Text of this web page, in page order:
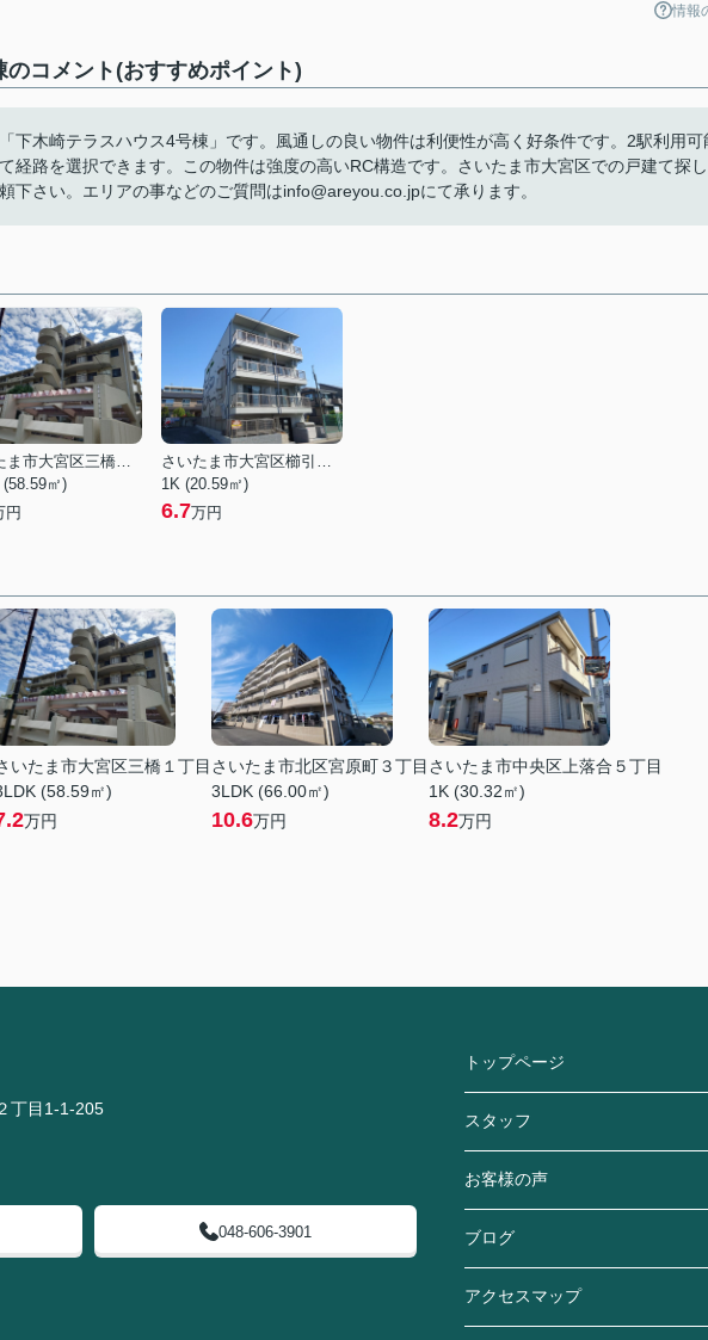
情報
コメント(おすすめポイント)
下木崎テラスハウス4号棟」です。風通しの良い物件は利便性が高く好条件です。2駅利用可
経路を選択できます。この物件は強度の高いRC構造です。さいたま市大宮区での戸建て探し
下さい。エリアの事などのご質問はinfo@areyou.co.jpにて承ります。
さいたま市大宮区三橋１丁目
㎡)
円
さいたま市大宮区櫛引町１丁目
1K (20.59㎡)
6.7万円
いたま市大宮区三橋１丁目
(58.59㎡)
万円
さいたま市北区宮原町３丁目
3LDK (66.00㎡)
10.6万円
さいたま市中央区上落合５丁目
1K (30.32㎡)
8.2万円
丁目1-1-205
048-606-3901
トップページ
スタッフ
お客様の声
ブログ
アクセスマップ